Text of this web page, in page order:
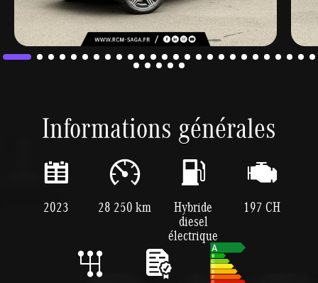
Informations générales
2023 28 250 km Hybride
diesel
électrique
197 CH